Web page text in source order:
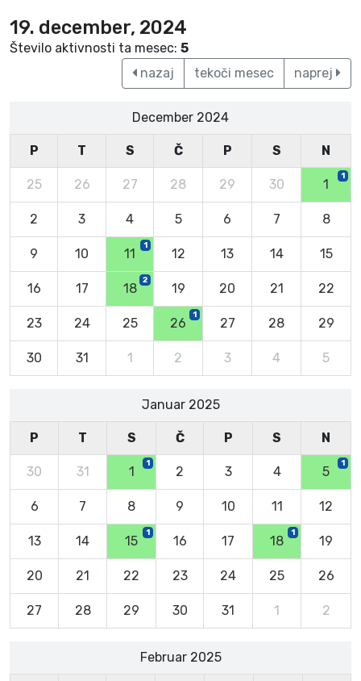
19. december, 2024
Število aktivnosti ta mesec: 5
nazaj
tekoči mesec naprej
December 2024
P T S Č P S N
25 26 27 28 29 30 1
1
2 3 4 5 6 7 8
9 10 11
1
12 13 14 15
16 17 18
2
19 20 21 22
23 24 25 26
1
27 28 29
30 31 1 2 3 4 5
Januar 2025
P T S Č P S N
30 31 1
1
2 3 4 5
1
6 7 8 9 10 11 12
13 14 15
1
16 17 18
1
19
20 21 22 23 24 25 26
27 28 29 30 31 1 2
Februar 2025